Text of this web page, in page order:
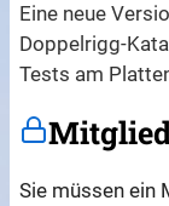
Eine neue
Doppelrigg-
Tests am
Sie müssen ein